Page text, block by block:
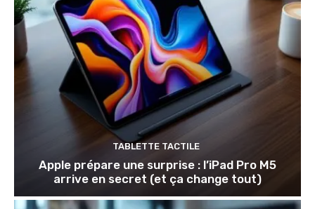
TABLETTE TACTILE
Apple prépare une surprise : l’iPad Pro M5
arrive en secret (et ça change tout)